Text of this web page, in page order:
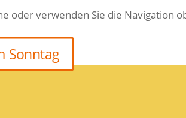
oder verwenden Sie die Navigation
Sonntag